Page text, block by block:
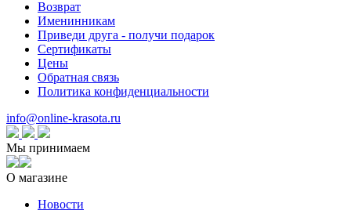
Возврат
Именинникам
Приведи друга - получи подарок
Сертификаты
Цены
Обратная связь
Политика конфиденциальности
info@online-krasota.ru
Мы принимаем
О магазине
Новости